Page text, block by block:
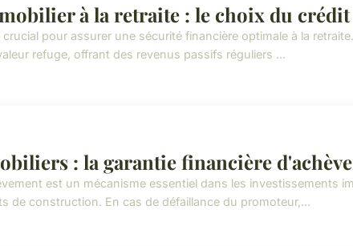
à la retraite : le choix du crédit
pour assurer une sécurité financière optimale à la
refuge, offrant des revenus passifs réguliers ...
: la garantie financière
est un mécanisme essentiel dans les investissements
de construction. En cas de défaillance du promoteur,...